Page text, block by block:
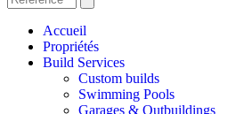
Accueil
Propriétés
Build Services
Custom builds
Swimming Pools
Garages & Outbuildings